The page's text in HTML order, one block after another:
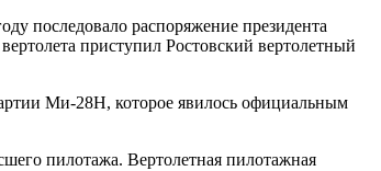
последовало распоряжение президента
приступил Ростовский вертолетный
Ми-28Н, которое явилось официальным
пилотажа. Вертолетная пилотажная